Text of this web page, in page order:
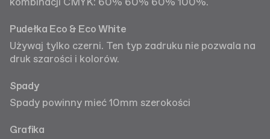
Pudełka Eco & Eco White
Używaj tylko czerni. Ten typ zadruku nie pozwala na
druk szarości i kolorów.
Spady
Spady powinny mieć 10mm szerokości
Grafika